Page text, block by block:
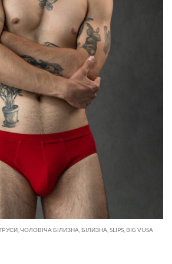
ЧОЛОВІЧА БІЛИЗНА БІЛИЗНА SLIPS BIG VUSA